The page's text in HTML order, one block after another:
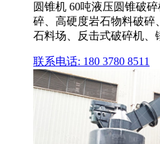
圆锥机 60吨液压圆锥破
碎、高硬度岩石物料破碎
石料场、反击式破碎机、
联系电话: 180 3780 8511